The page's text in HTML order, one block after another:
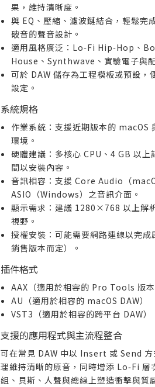
果，維持清晰度。
與 EQ、壓縮、濾波鏈結合，輕鬆完
破音的聲音設計。
適用風格廣泛：Lo‑Fi Hip‑Hop、
House、Synthwave、實驗電子與
可於 DAW 儲存為工程模板或預設，
設定。
系統規格
作業系統：支援近期版本的 macOS
環境。
硬體建議：多核心 CPU、4 GB 以上
間以安裝內容。
音訊相容：支援 Core Audio（
ASIO（Windows）之音訊介面。
顯示需求：建議 1280×768 以上解
視野。
授權安裝：可能需要網路連線以完成
銷售版本而定）。
插件格式
AAX（適用於相容的 Pro Tools 版本
AU（適用於相容的 macOS DAW）
VST3（適用於相容的跨平台 DAW）
支援的應用程式與主流程整合
可在常見 DAW 中以 Insert 或 Send 方
理維持清晰的原音，同時增添 Lo‑Fi 層
組、貝斯、人聲與總線上塑造衝擊與質